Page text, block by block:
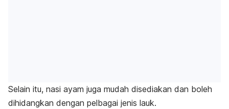
Selain itu, nasi ayam juga mudah disediakan dan boleh
dihidangkan dengan pelbagai jenis lauk.